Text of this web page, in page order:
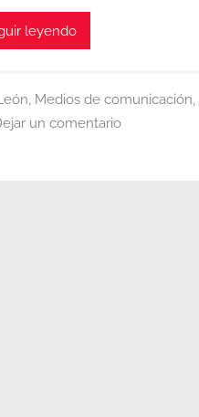
leyendo
, Medios de comunicación,
un comentario